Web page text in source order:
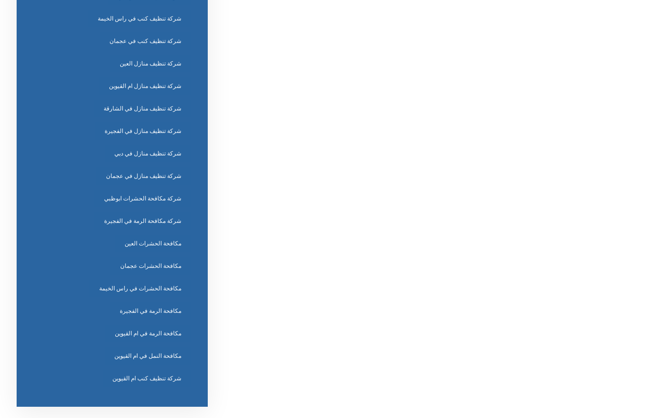
شركة تنظيف كنب في راس الخيمة
شركة تنظيف كنب في عجمان
شركة تنظيف منازل العين
شركة تنظيف منازل ام القيوين
شركة تنظيف منازل في الشارقة
شركة تنظيف منازل في الفجيرة
شركة تنظيف منازل في دبي
شركة تنظيف منازل في عجمان
شركة مكافحة الحشرات ابوظبي
شركة مكافحة الرمة في الفجيرة
مكافحة الحشرات العين
مكافحة الحشرات عجمان
مكافحة الحشرات في راس الخيمة
مكافحة الرمة في الفجيرة
مكافحة الرمة في ام القيوين
مكافحة النمل في ام القيوين